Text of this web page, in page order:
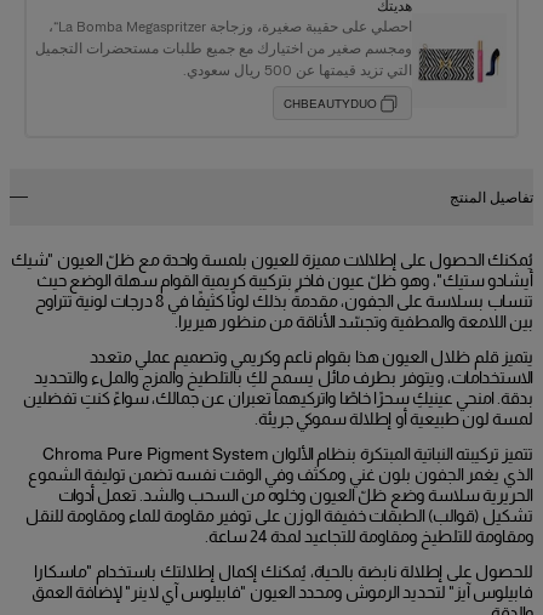
هديتك
احصلي على حقيبة صغيرة، وزجاجة La Bomba Megaspritzer“،
ومجسم صغير من اختيارك مع جميع طلبات مستحضرات التجميل
التي تزيد قيمتها عن 500 ريال سعودي.
CHBEAUTYDUO
تفاصيل المنتج
يُمكنك الحصول على إطلالات مميزة للعيون بلمسة واحدة مع ظلّ العيون "شيك
أيشادو ستيك"، وهو ظلّ عيون فاخر بتركيبة كريمية القوام سهلة الوضع حيث
تنساب بسلاسة على الجفون، مقدمةً بذلك لونًا كثيفًا في 8 درجات لونية تتراوح
بين اللامعة والمطفية وتجسّد الأناقة من منظور هيريرا.
يتميز قلم ظلال العيون هذا بقوام ناعم وكريمي وتصميم عملي متعدد
الاستخدامات، ويتوفر بطرف مائل يسمح لكِ بالتلطيخ والمزج والملء والتحديد
بدقة. امنحي عينيكِ سحرًا خاصًا واتركيهما تعبران عن جمالك، سواءً كنتِ تفضلين
لمسة لون طبيعية أو إطلالة سموكي جريئة.
تتميز تركيبته النباتية المبتكرة بنظام الألوان Chroma Pure Pigment System
الذي يغمر الجفون بلون غني ومكثف وفي الوقت نفسه تضمن توليفة الشموع
الحريرية سلاسة وضع ظلّ العيون وخلوه من السحب والشد. تعمل أدوات
تشكيل (قوالب) الطبقات خفيفة الوزن على توفير مقاومة للماء ومقاومة للنقل
ومقاومة للتلطيخ ومقاومة للتجاعيد لمدة 24 ساعة.
للحصول على إطلالة نابضة بالحياة، يُمكنك إكمال إطلالتك باستخدام "ماسكارا
فابيلوس آيز" لتحديد الرموش ومحدد العيون "فابيلوس آي لاينر" لإضافة العمق